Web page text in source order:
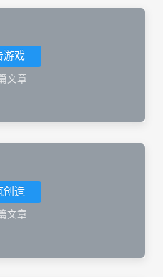
游戏
文章
创造
文章